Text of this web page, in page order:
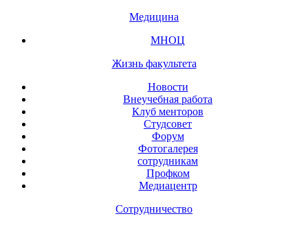
Медицина
МНОЦ
Жизнь факультета
Новости
Внеучебная работа
Клуб менторов
Студсовет
Форум
Фотогалерея
сотрудникам
Профком
Медиацентр
Сотрудничество